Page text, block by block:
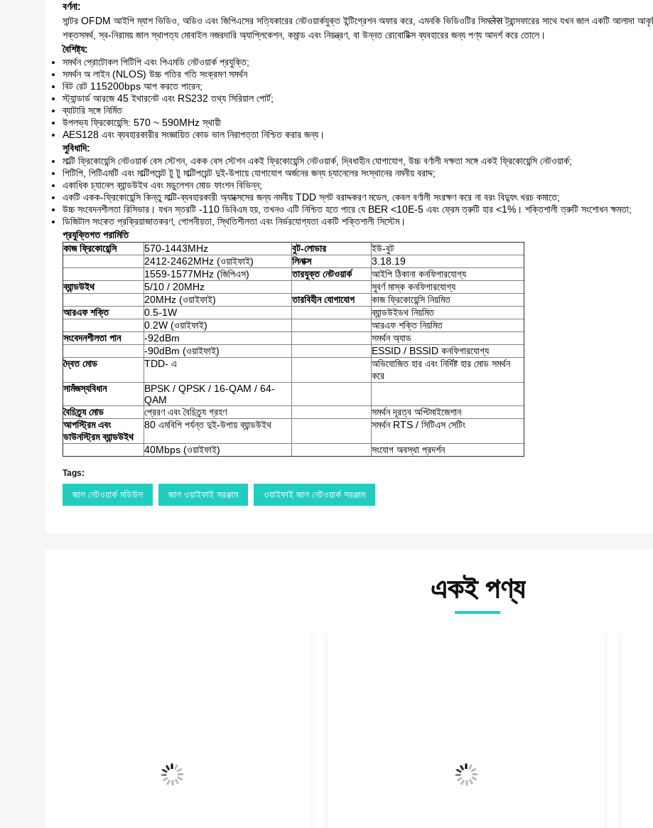
বর্ণনা:
সান্টর OFDM আইপি ম্যাশ ভিডিও, অডিও এবং জিপিএসের সত্যিকারের নেটওয়ার্কযুক্ত ইন্টিগ্রেশন অফার করে, এমনকি ভিডিওটির সিমलेस ট্রান্সফারের সাথে যখন জাল একটি আলাদা
শক্তসমর্থ, স্ব-নিরাময় জাল স্থাপত্য মোবাইল নজরদারি অ্যাপ্লিকেশন, কমান্ড এবং নিয়ন্ত্রণ, বা উন্নত রোবোটিক্স ব্যবহারের জন্য পণ্য আদর্শ করে তোলে।
বৈশিষ্ট্য:
সমর্থন প্রোটোকল পিটিপি এবং পিএমডি নেটওয়ার্ক প্রযুক্তি;
সমর্থন অ লাইন (NLOS) উচ্চ গতির গতি সংক্রমণ সমর্থন
বিট রেট 115200bps আপ করতে পারেন;
স্ট্যান্ডার্ড আরজে 45 ইথারনেট এবং RS232 তথ্য সিরিয়াল পোর্ট;
ব্যাটারি সঙ্গে নির্মিত
উপলভ্য ফ্রিকোয়েন্সি: 570 ~ 590MHz স্থায়ী
AES128 এবং ব্যবহারকারীর সংজ্ঞায়িত কোড ভাল নিরাপত্তা নিশ্চিত করার জন্য।
সুবিধাদি:
মাল্টি ফ্রিকোয়েন্সি নেটওয়ার্ক বেস স্টেশন, একক বেস স্টেশন একই ফ্রিকোয়েন্সি নেটওয়ার্ক, দ্বিধাহীন যোগাযোগ, উচ্চ বর্ণালী দক্ষতা সঙ্গে একই ফ্রিকোয়েন্সি নেটওয়ার্ক;
পিটিপি, পিটিএমটি এবং মাল্টিপয়েন্ট টু টু মাল্টিপয়েন্ট দুই-উপায়ে যোগাযোগ অর্জনের জন্য চ্যানেলের সংস্থানের নমনীয় বরাদ্দ;
একাধিক চ্যানেল ব্যান্ডউইথ এবং মডুলেশন মোড ফাংশন বিভিন্ন;
একটি একক-ফ্রিকোয়েন্সি কিন্তু মাল্টি-ব্যবহারকারী অ্যাক্সেসের জন্য নমনীয় TDD স্লট বরাদ্দকরণ মডেল, কেবল বর্ণালী সংরক্ষণ করে না বরং বিদ্যুৎ খরচ কমাতে;
উচ্চ সংবেদনশীলতা রিসিভার। যখন স্তরটি -110 ডিবিএম হয়, তখনও এটি নিশ্চিত হতে পারে যে BER <10E-5 এবং ফ্রেম ত্রুটি হার <1%। শক্তিশালী ত্রুটি সংশোধন ক্ষমতা;
ডিজিটাল সংকেত প্রক্রিয়াজাতকরণ, গোপনীয়তা, স্থিতিশীলতা এবং নির্ভরযোগ্যতা একটি শক্তিশালী সিস্টেম।
প্রযুক্তিগত পরামিতি
কাজ ফ্রিকোয়েন্সি
570-1443MHz বুট-লোডার
ইউ-বুট
2412-2462MHz (ওয়াইফাই)
লিনাক্স
3.18.19
1559-1577MHz (জিপিএস)
তারযুক্ত নেটওয়ার্ক
আইপি ঠিকানা কনফিগারযোগ্য
ব্যান্ডউইথ
5/10 / 20MHz
সুবর্ণ মাস্ক কনফিগারযোগ্য
20MHz (ওয়াইফাই)
তারবিহীন যোগাযোগ
কাজ ফ্রিকোয়েন্সি নিয়মিত
আরএফ শক্তি
0.5-1W
ব্যান্ডউইডথ নিয়মিত
0.2W (ওয়াইফাই)
আরএফ শক্তি নিয়মিত
সংবেদনশীলতা পান
-92dBm
সমর্থন অ্যাড
-90dBm (ওয়াইফাই)
ESSID / BSSID কনফিগারযোগ্য
দ্বৈত মোড
TDD- এ
অভিযোজিত হার এবং নির্দিষ্ট হার মোড সমর্থন
করে
সামঁজস্যবিধান
BPSK / QPSK / 16-QAM / 64-
QAM
বৈচিত্র্য মোড
প্রেরণ এবং বৈচিত্র্য গ্রহণ
সমর্থন দূরত্ব অপ্টিমাইজেশান
আপস্ট্রিম এবং
ডাউনস্ট্রিম ব্যান্ডউইথ
80 এমবিপি পর্যন্ত দুই-উপায় ব্যান্ডউইথ সমর্থন RTS / সিটিএস সেটিং
40Mbps (ওয়াইফাই) সংযোগ অবস্থা প্রদর্শন
Tags:
জাল নেটওয়ার্ক মডিউল জাল ওয়াইফাই সরঞ্জাম ওয়াইফাই জাল নেটওয়ার্ক সরঞ্জাম
একই পণ্য